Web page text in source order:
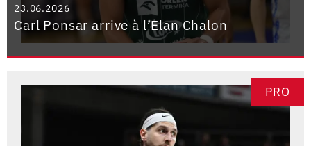
23.06.2026
Carl Ponsar arrive à l’Elan Chalon
PRO